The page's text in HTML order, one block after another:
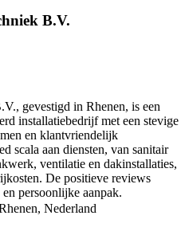
B.V.
gevestigd in Rhenen, is een
installatiebedrijf met een stevige
en klantvriendelijk
scala aan diensten, van sanitair
ventilatie en dakinstallaties,
De positieve reviews
persoonlijke aanpak.
Nederland